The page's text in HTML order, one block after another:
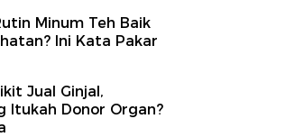
Minum Teh Baik
Ini Kata Pakar
Jual Ginjal,
Itukah Donor Organ?